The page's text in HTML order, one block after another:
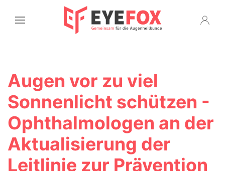
Augen vor zu viel
Sonnenlicht schützen -
Ophthalmologen an der
Aktualisierung der
Leitlinie zur Prävention